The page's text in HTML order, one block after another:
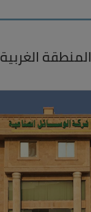
المنطقة الغربية